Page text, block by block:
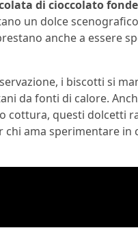
di cioccolato
un dolce
anche a essere
i biscotti si
da fonti di calore.
cottura, questi dolcetti
chi ama sperimentare in